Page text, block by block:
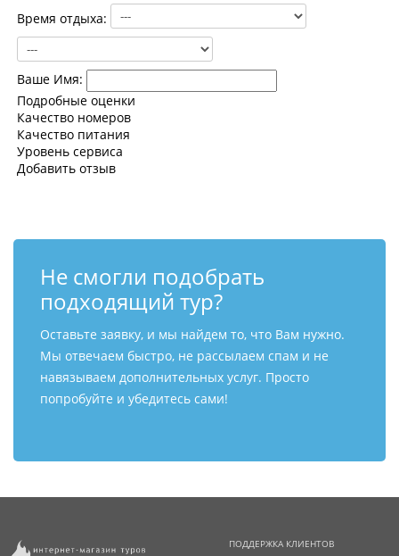
Время отдыха:
Ваше Имя:
Подробные оценки
Качество номеров
Качество питания
Уровень сервиса
Добавить отзыв
Не смогли подобрать
подходящий тур?
Оставьте заявку, и мы найдем то, что Вам нужно.
Мы отвечаем быстро, не рассылаем спам и не
навязываем дополнительных услуг. Просто
попробуйте и убедитесь сами!
ПОДДЕРЖКА КЛИЕНТОВ